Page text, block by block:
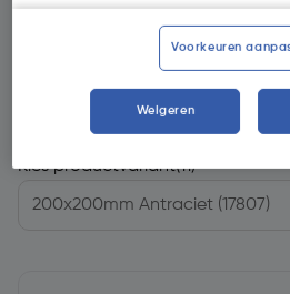
€ 10,29| Excl. btw € 8,50
Kies productvariant(11)
Voorkeuren
Weigeren